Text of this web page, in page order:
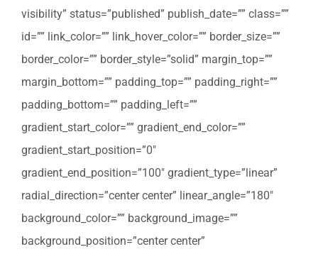
visibility” status=”published” publish_date=”” class=””
id=”” link_color=”” link_hover_color=”” border_size=””
border_color=”” border_style=”solid” margin_top=””
margin_bottom=”” padding_top=”” padding_right=””
padding_bottom=”” padding_left=””
gradient_start_color=”” gradient_end_color=””
gradient_start_position=”0″
gradient_end_position=”100″ gradient_type=”linear”
radial_direction=”center center” linear_angle=”180″
background_color=”” background_image=””
background_position=”center center”